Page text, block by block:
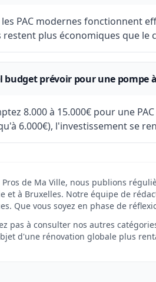
les PAC modernes fonctionnent
restent plus économiques que
budget prévoir pour une pompe
8.000 à 15.000€ pour une
6.000€), l'investissement se
Pros de Ma Ville, nous publions
et à Bruxelles. Notre équipe de
Que vous soyez en phase de
pas à consulter nos autres
d'une rénovation globale plus